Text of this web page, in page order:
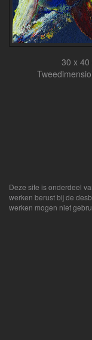
30 x
Deze site is onderdeel
werken berust bij de
werken mogen niet